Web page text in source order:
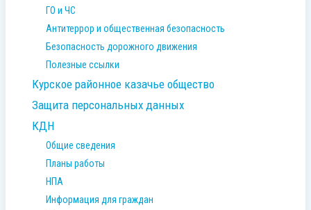
ГО и ЧС
Антитеррор и общественная безопасность
Безопасность дорожного движения
Полезные ссылки
Курское районное казачье общество
Защита персональных данных
КДН
Общие сведения
Планы работы
НПА
Информация для граждан